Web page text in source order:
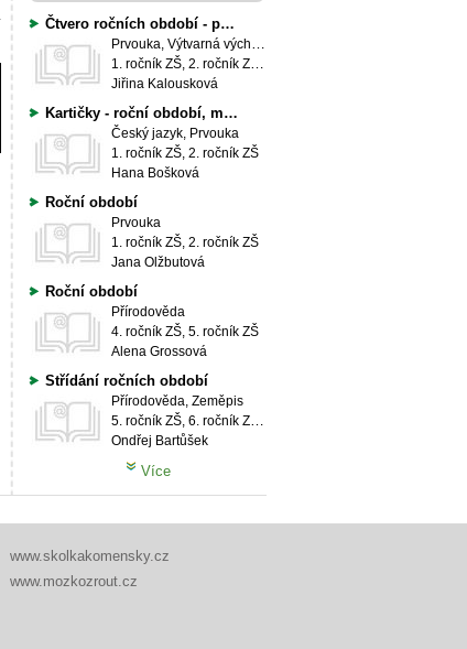
Čtvero ročních období - pěkné obrázky k vybarvení
Prvouka, Výtvarná výchova
1. ročník ZŠ, 2. ročník ZŠ, 3. ročník ZŠ
Jiřina Kalousková
Kartičky - roční období, měsíce v roce, dny v týdnu
Český jazyk, Prvouka
1. ročník ZŠ, 2. ročník ZŠ
Hana Bošková
Roční období
Prvouka
1. ročník ZŠ, 2. ročník ZŠ
Jana Olžbutová
Roční období
Přírodověda
4. ročník ZŠ, 5. ročník ZŠ
Alena Grossová
Střídání ročních období
Přírodověda, Zeměpis
5. ročník ZŠ, 6. ročník ZŠ, 9. ročník ZŠ
Ondřej Bartůšek
Více
www.skolkakomensky.cz
www.mozkozrout.cz